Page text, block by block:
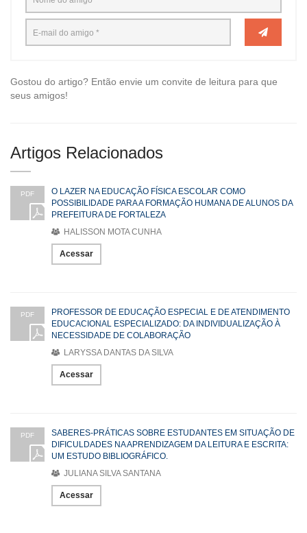
Gostou do artigo? Então envie um convite de leitura para que
seus amigos!
Artigos Relacionados
PDF
O LAZER NA EDUCAÇÃO FÍSICA ESCOLAR COMO
POSSIBILIDADE PARA A FORMAÇÃO HUMANA DE ALUNOS DA
PREFEITURA DE FORTALEZA
HALISSON MOTA CUNHA
Acessar
PDF
PROFESSOR DE EDUCAÇÃO ESPECIAL E DE ATENDIMENTO
EDUCACIONAL ESPECIALIZADO: DA INDIVIDUALIZAÇÃO À
NECESSIDADE DE COLABORAÇÃO
LARYSSA DANTAS DA SILVA
Acessar
PDF
SABERES-PRÁTICAS SOBRE ESTUDANTES EM SITUAÇÃO DE
DIFICULDADES NA APRENDIZAGEM DA LEITURA E ESCRITA:
UM ESTUDO BIBLIOGRÁFICO.
JULIANA SILVA SANTANA
Acessar